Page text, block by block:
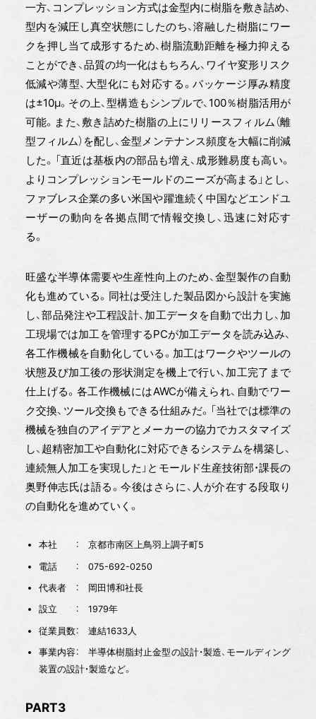
一方、コンプレッション方式は金型内に樹脂を敷き詰め、
型内を減圧し真空状態にしたのち、溶融した樹脂にワー
クを押し当て成形するため、樹脂流動距離を極力抑える
ことができ、品質の均一化はもちろん、ワイヤ変形リスク
低減や薄型、大型化にも対応する。パッケージ厚み精度
は±10μ。その上、型構造もシンプルで、100％樹脂活用が
可能。また、敷き詰めた樹脂の上にリリースフィルム（離
型フィルム）を配し、金型メンテナンス頻度を大幅に削減
した。「直近は基板内の部品も増え、成形難易度も高い。
よりコンプレッションモールドのニーズが高まる」とし、
ファブレス企業の多い米国や躍進続く中国などエンドユ
ーザーの動向を各拠点間で情報交換し、迅速に対応す
る。
旺盛な半導体需要や生産性向上のため、金型製作の自動
化も進めている。同社は受注した製品図から設計を実施
し、部品発注や工程設計、加工データを自動で出力し、加
工現場では加工を管理するPCが加工データを読み込み、
各工作機械を自動化している。加工はワークやツールの
状態及び加工後の形状測定を機上で行い、加工完了まで
仕上げる。各工作機械にはAWCが備えられ、自動でワー
ク交換、ツール交換もできる仕組みだ。「当社では標準の
機械を独自のアイデアとメーカーの協力でカスタマイズ
し、超精密加工や自動化に対応できるシステムを構築し、
連続無人加工を実現した」とモールド生産技術部・課長の
奥野伸志氏は語る。今後はさらに、人が介在する段取り
の自動化を進めていく。
本社 ： 京都市南区上鳥羽上調子町5
電話 ： 075-692-0250
代表者 ： 岡田博和社長
設立 ： 1979年
従業員数： 連結1633人
事業内容： 半導体樹脂封止金型の設計・製造、モールディング
装置の設計・製造など。
PART3